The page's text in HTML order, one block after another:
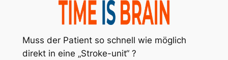
Muss der Patient so schnell wie möglich
direkt in eine „Stroke-unit“ ?